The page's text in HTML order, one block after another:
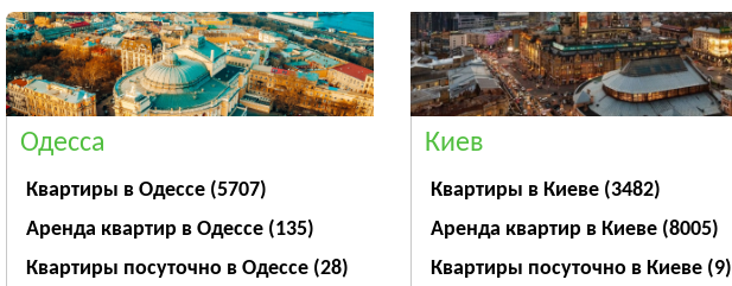
Одесса
Квартиры в Одессе (5707)
Аренда квартир в Одессе (135)
Квартиры посуточно в Одессе (28)
Киев
Квартиры в Киеве (3482)
Аренда квартир в Киеве (8005)
Квартиры посуточно в Киеве (9)